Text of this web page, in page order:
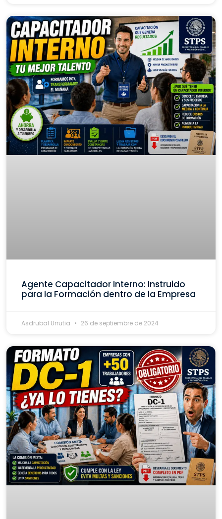
Agente Capacitador Interno: Instruido
para la Formación dentro de la Empresa
Asdrubal Urrutia 26 de septiembre de 2024